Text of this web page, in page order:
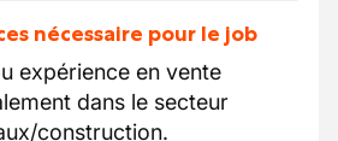
nécessaire pour le job
expérience en vente
dans le secteur
construction.